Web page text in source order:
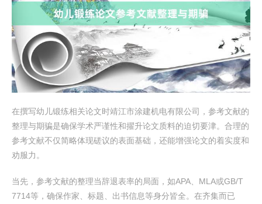
在撰写幼儿锻练相关论文时靖江市涂建机电有限公司，参考文献的
整理与期骗是确保学术严谨性和擢升论文质料的迫切要津。合理的
参考文献不仅简略体现磋议的表面基础，还能增强论文的着实度和
劝服力。
当先，参考文献的整理当辞退表率的局面，如APA、MLA或GB/T
7714等，确保作家、标题、出书信息等身分皆全。在齐集而已